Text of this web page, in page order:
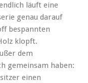
läuft eine
genau darauf
bespannten
klopft.
dem
gemeinsam haben:
einen